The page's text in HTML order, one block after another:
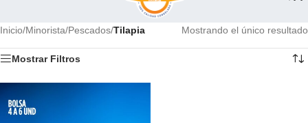
Inicio/Minorista/Pescados/Tilapia Mostrando el único resultado
Mostrar Filtros